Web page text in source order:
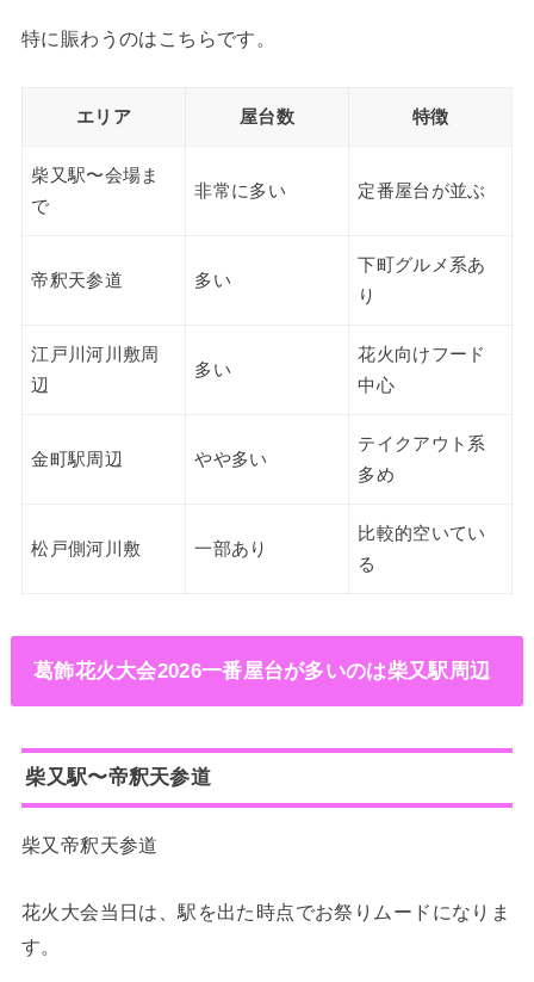
特に賑わうのはこちらです。
エリア 屋台数 特徴
柴又駅〜会場ま
で
非常に多い 定番屋台が並ぶ
帝釈天参道 多い
下町グルメ系あ
り
江戸川河川敷周
辺
多い
花火向けフード
中心
金町駅周辺 やや多い
テイクアウト系
多め
松戸側河川敷 一部あり
比較的空いてい
る
葛飾花火大会2026一番屋台が多いのは柴又駅周辺
柴又駅〜帝釈天参道
柴又帝釈天参道
花火大会当日は、駅を出た時点でお祭りムードになりま
す。